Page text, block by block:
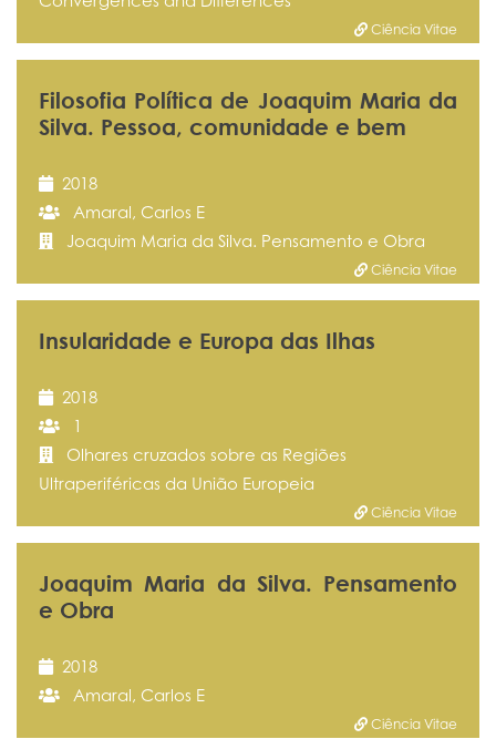
Ciência Vitae
Filosofia Política de Joaquim Maria da
Silva. Pessoa, comunidade e bem
2018
Amaral, Carlos E
Joaquim Maria da Silva. Pensamento e Obra
Ciência Vitae
Insularidade e Europa das Ilhas
2018
1
Olhares cruzados sobre as Regiões
Ultraperiféricas da União Europeia
Ciência Vitae
Joaquim Maria da Silva. Pensamento
e Obra
2018
Amaral, Carlos E
Ciência Vitae